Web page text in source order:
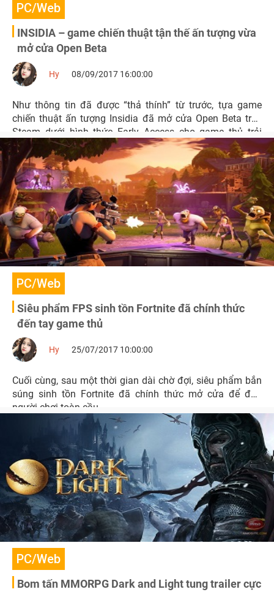
PC/Web
INSIDIA – game chiến thuật tận thế ấn tượng vừa
mở cửa Open Beta
Hy 08/09/2017 16:00:00
Như thông tin đã được “thả thính” từ trước, tựa game
chiến thuật ấn tượng Insidia đã mở cửa Open Beta trên
Steam dưới hình thức Early Access cho game thủ trải
nghiệm ngay hôm nay.
PC/Web
Siêu phẩm FPS sinh tồn Fortnite đã chính thức
đến tay game thủ
Hy 25/07/2017 10:00:00
Cuối cùng, sau một thời gian dài chờ đợi, siêu phẩm bắn
súng sinh tồn Fortnite đã chính thức mở cửa để đón
người chơi toàn cầu.
PC/Web
Bom tấn MMORPG Dark and Light tung trailer cực